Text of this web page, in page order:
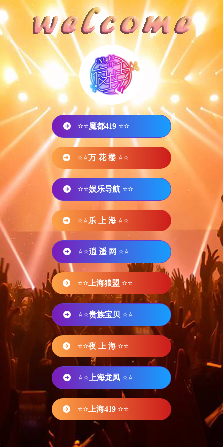
⭐⭐魔都419 ⭐⭐
⭐⭐万 花 楼 ⭐⭐
⭐⭐娱乐导航 ⭐⭐
⭐⭐乐 上 海 ⭐⭐
⭐⭐逍 遥 网 ⭐⭐
⭐⭐ 上海狼盟 ⭐⭐
⭐⭐贵族宝贝 ⭐⭐
⭐⭐夜 上 海 ⭐⭐
⭐⭐ 上海龙凤 ⭐⭐
⭐⭐ 上海419 ⭐⭐